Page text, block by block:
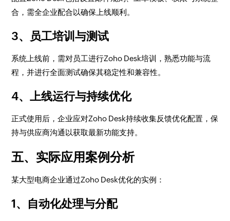
合，需全企业配合以确保上线顺利。
3、员工培训与测试
系统上线前，需对员工进行Zoho Desk培训，熟悉功能与流
程，并进行全面测试确保其稳定性和兼容性。
4、上线运行与持续优化
正式使用后，企业应对Zoho Desk持续收集反馈优化配置，保
持与供应商沟通以获取最新功能支持。
五、实际应用案例分析
某大型电商企业通过Zoho Desk优化的实例：
1、自动化处理与分配